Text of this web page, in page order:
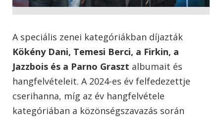
A speciális zenei kategóriákban díjazták
Kökény Dani, Temesi Berci, a Firkin, a
Jazzbois és a Parno Graszt albumait és
hangfelvételeit. A 2024-es év felfedezettje
cserihanna, míg az év hangfelvétele
kategóriában a közönségszavazás során